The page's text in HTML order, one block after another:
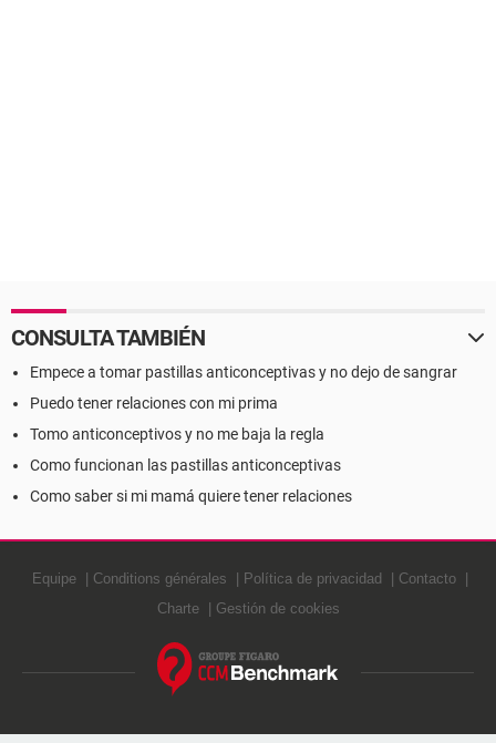
CONSULTA TAMBIÉN
Empece a tomar pastillas anticonceptivas y no dejo de sangrar
Puedo tener relaciones con mi prima
Tomo anticonceptivos y no me baja la regla
Como funcionan las pastillas anticonceptivas
Como saber si mi mamá quiere tener relaciones
Equipe Conditions générales Política de privacidad
Contacto
Charte
Gestión de cookies